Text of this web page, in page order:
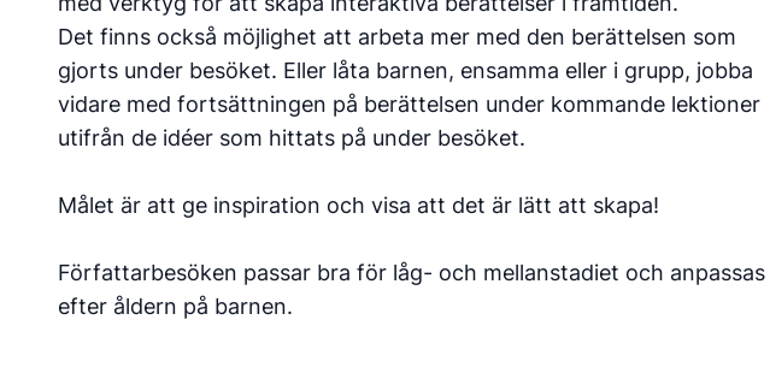
Det finns också möjlighet att arbeta mer med den berättelsen som
gjorts under besöket. Eller låta barnen, ensamma eller i grupp, jobba
vidare med fortsättningen på berättelsen under kommande lektioner
utifrån de idéer som hittats på under besöket.
Målet är att ge inspiration och visa att det är lätt att skapa!
Författarbesöken passar bra för låg- och mellanstadiet och anpassas
efter åldern på barnen.